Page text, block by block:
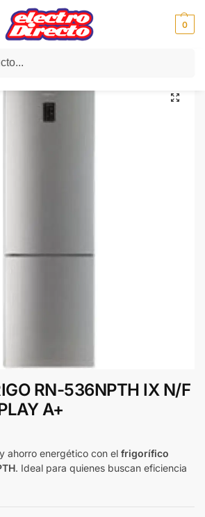
0
Frigorificos
RN-536NPTH IX N/F
A+
ahorro energético con el frigorífico
. Ideal para quienes buscan eficiencia